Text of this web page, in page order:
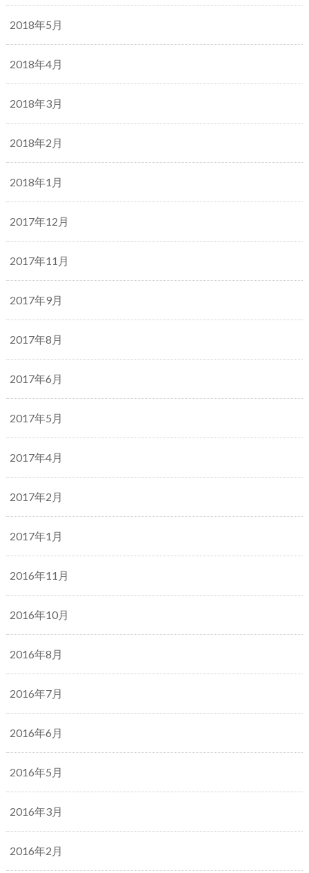
2018年5月
2018年4月
2018年3月
2018年2月
2018年1月
2017年12月
2017年11月
2017年9月
2017年8月
2017年6月
2017年5月
2017年4月
2017年2月
2017年1月
2016年11月
2016年10月
2016年8月
2016年7月
2016年6月
2016年5月
2016年3月
2016年2月